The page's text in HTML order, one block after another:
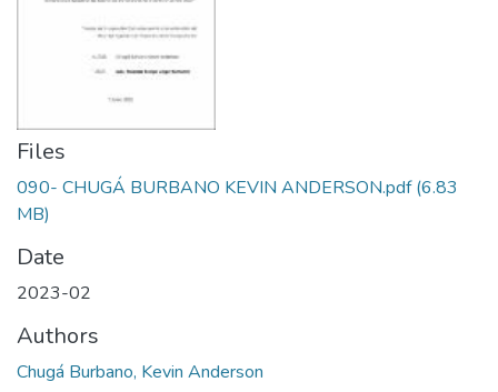
Files
090- CHUGÁ BURBANO KEVIN ANDERSON.pdf(6.83
MB)
Date
2023-02
Authors
Chugá Burbano, Kevin Anderson